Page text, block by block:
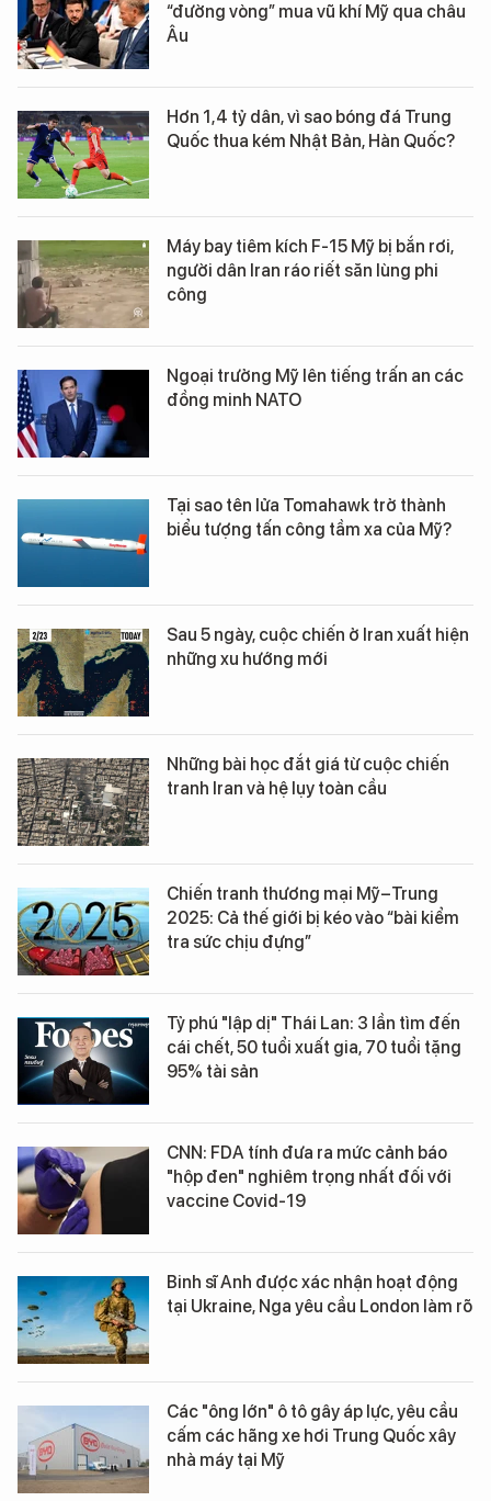
“đường vòng” mua vũ khí Mỹ qua châu
Âu
Hơn 1,4 tỷ dân, vì sao bóng đá Trung
Quốc thua kém Nhật Bản, Hàn Quốc?
Máy bay tiêm kích F-15 Mỹ bị bắn rơi,
người dân Iran ráo riết săn lùng phi
công
Ngoại trưởng Mỹ lên tiếng trấn an các
đồng minh NATO
Tại sao tên lửa Tomahawk trở thành
biểu tượng tấn công tầm xa của Mỹ?
Sau 5 ngày, cuộc chiến ở Iran xuất hiện
những xu hướng mới
Những bài học đắt giá từ cuộc chiến
tranh Iran và hệ lụy toàn cầu
Chiến tranh thương mại Mỹ–Trung
2025: Cả thế giới bị kéo vào “bài kiểm
tra sức chịu đựng”
Tỷ phú "lập dị" Thái Lan: 3 lần tìm đến
cái chết, 50 tuổi xuất gia, 70 tuổi tặng
95% tài sản
CNN: FDA tính đưa ra mức cảnh báo
"hộp đen" nghiêm trọng nhất đối với
vaccine Covid-19
Binh sĩ Anh được xác nhận hoạt động
tại Ukraine, Nga yêu cầu London làm rõ
Các "ông lớn" ô tô gây áp lực, yêu cầu
cấm các hãng xe hơi Trung Quốc xây
nhà máy tại Mỹ